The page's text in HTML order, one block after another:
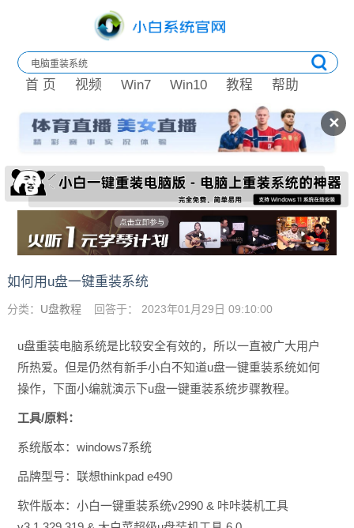
✕
首 页 视频 Win7 Win10 教程 帮助
如何用u盘一键重装系统
分类： U盘教程 回答于： 2023年01月29日 09:10:00
u盘重装电脑系统是比较安全有效的，所以一直被广大用户
所热爱。但是仍然有新手小白不知道u盘一键重装系统如何
操作，下面小编就演示下u盘一键重装系统步骤教程。
工具/原料：
系统版本：windows7系统
品牌型号：联想thinkpad e490
软件版本：小白一键重装系统v2990 & 咔咔装机工具